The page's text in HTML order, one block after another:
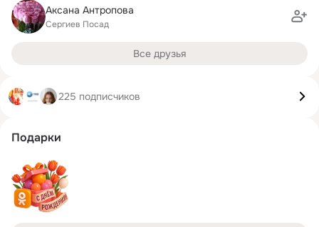
Аксана Антропова
Сергиев Посад
Все друзья
225 подписчиков
Подарки